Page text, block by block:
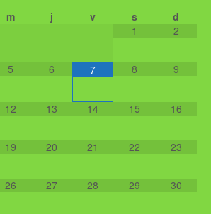
m j v s
d
1
2
5 6 7 8 9
12 13 14 15 16
19 20 21 22 23
26 27 28 29 30